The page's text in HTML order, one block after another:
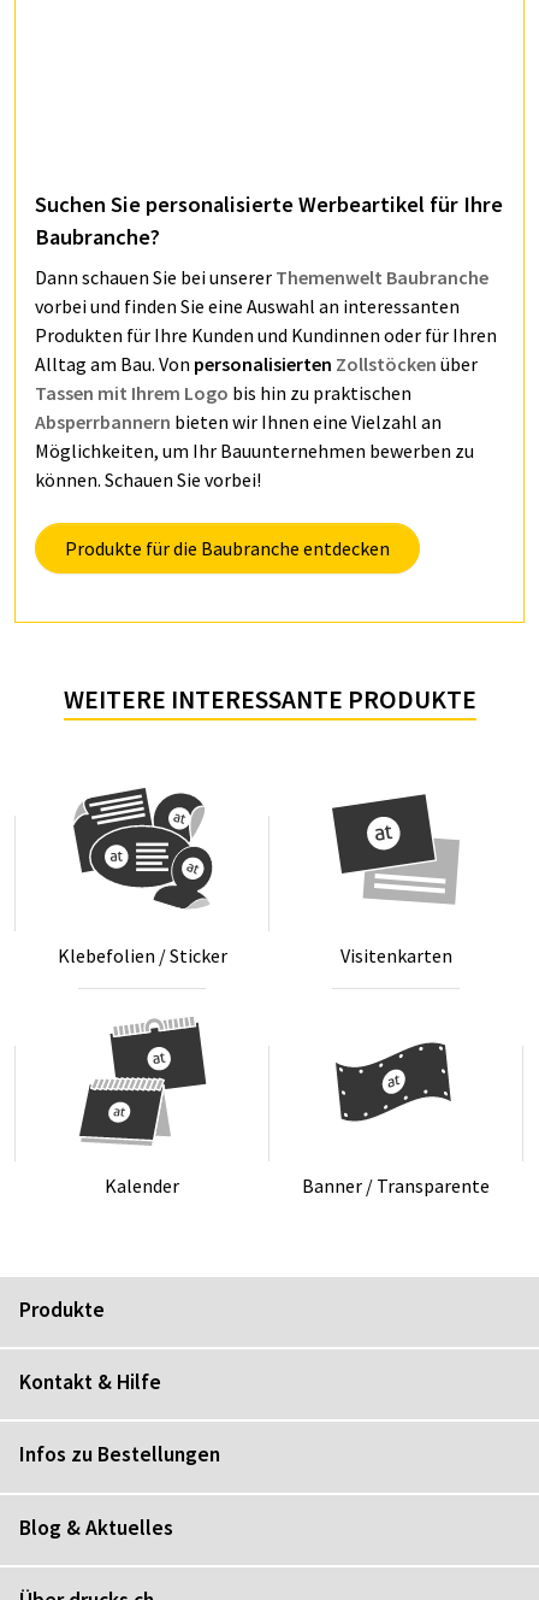
Suchen Sie personalisierte Werbeartikel für Ihre
Baubranche?
Dann schauen Sie bei unserer Themenwelt Baubranche
vorbei und finden Sie eine Auswahl an interessanten
Produkten für Ihre Kunden und Kundinnen oder für Ihren
Alltag am Bau. Von personalisierten Zollstöcken über
Tassen mit Ihrem Logo bis hin zu praktischen
Absperrbannern bieten wir Ihnen eine Vielzahl an
Möglichkeiten, um Ihr Bauunternehmen bewerben zu
können. Schauen Sie vorbei!
Produkte für die Baubranche entdecken
WEITERE INTERESSANTE PRODUKTE
Kle­be­fo­li­en / Sti­cker Vi­si­ten­kar­ten
Ka­len­der Ban­ner / Trans­pa­ren­te
Produkte
Kontakt & Hilfe
Infos zu Bestellungen
Blog & Aktuelles